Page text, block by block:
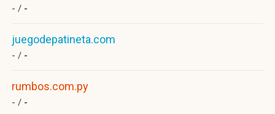
- / -
juegodepatineta.com
- / -
rumbos.com.py
- / -